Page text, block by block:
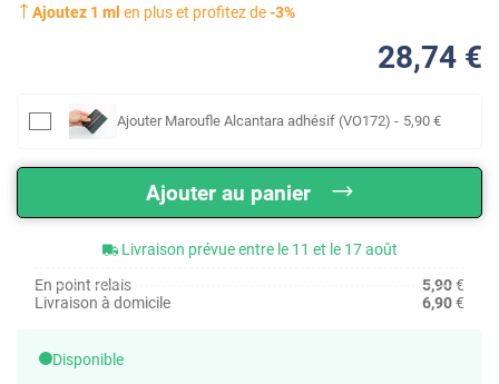
Ajoutez 1 ml en plus et profitez de-3%
28,74 €
Ajouter Maroufle Alcantara adhésif (VO172) - 5,90 €
Ajouter au panier
Livraison prévue entre le 11 et le 17 août
En point relais
5,90€
Livraison à domicile
6,90€
Disponible